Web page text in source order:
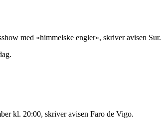
med «himmelske engler», skriver avisen Sur.
kl. 20:00, skriver avisen Faro de Vigo.